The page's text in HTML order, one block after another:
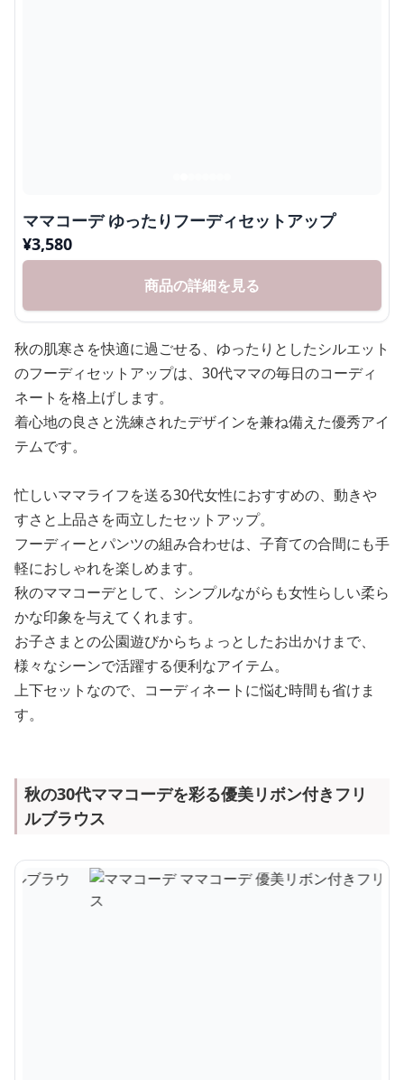
ママコーデ ゆったりフーディセットアップ
¥3,580
商品の詳細を見る
秋の肌寒さを快適に過ごせる、ゆったりとしたシルエット
のフーディセットアップは、30代ママの毎日のコーディ
ネートを格上げします。
着心地の良さと洗練されたデザインを兼ね備えた優秀アイ
テムです。
忙しいママライフを送る30代女性におすすめの、動きや
すさと上品さを両立したセットアップ。
フーディーとパンツの組み合わせは、子育ての合間にも手
軽におしゃれを楽しめます。
秋のママコーデとして、シンプルながらも女性らしい柔ら
かな印象を与えてくれます。
お子さまとの公園遊びからちょっとしたお出かけまで、
様々なシーンで活躍する便利なアイテム。
上下セットなので、コーディネートに悩む時間も省けま
す。
秋の30代ママコーデを彩る優美リボン付きフリ
ルブラウス